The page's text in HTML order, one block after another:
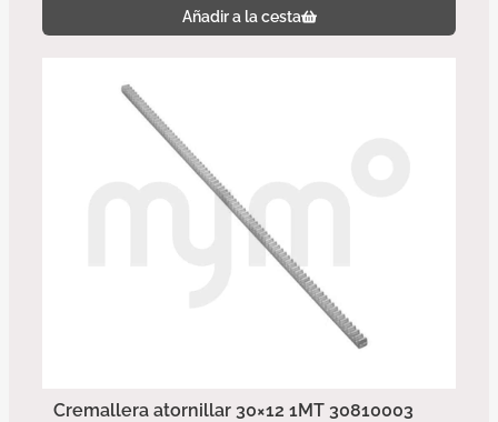
Añadir a la cesta
Cremallera atornillar 30×12 1MT 30810003